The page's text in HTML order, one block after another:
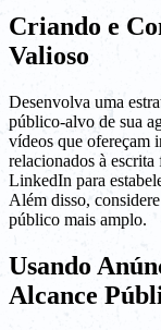
Criando e
Valioso
Desenvolva uma
público-alvo de sua
vídeos que ofereçam
relacionados à
LinkedIn para
Além disso,
público mais amplo.
Usando
Alcance